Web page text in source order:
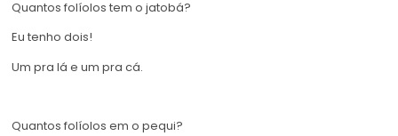
Quantos folíolos tem o jatobá?
Eu tenho dois!
Um pra lá e um pra cá.
Quantos folíolos em o pequi?